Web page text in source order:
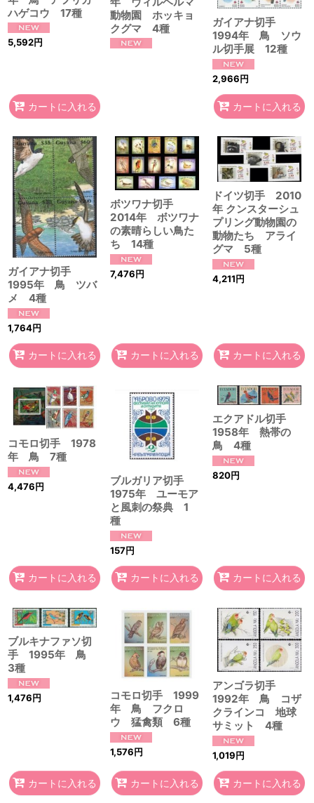
ハゲコウ 17種
5,592円
カートに入れる
動物園 ホッキョ
クグマ 4種
ガイアナ切手
1994年 鳥 ソウ
ル切手展 12種
2,966円
カートに入れる
ガイアナ切手
1995年 鳥 ツバ
メ 4種
1,764円
カートに入れる
ボツワナ切手
2014年 ボツワナ
の素晴らしい鳥た
ち 14種
7,476円
カートに入れる
ドイツ切手 2010
年 クンスターシュ
プリング動物園の
動物たち アライ
グマ 5種
4,211円
カートに入れる
コモロ切手 1978
年 鳥 7種
4,476円
カートに入れる
ブルガリア切手
1975年 ユーモア
と風刺の祭典 1
種
157円
カートに入れる
エクアドル切手
1958年 熱帯の
鳥 4種
820円
カートに入れる
ブルキナファソ切
手 1995年 鳥
3種
1,476円
カートに入れる
コモロ切手 1999
年 鳥 フクロ
ウ 猛禽類 6種
1,576円
カートに入れる
アンゴラ切手
1992年 鳥 コザ
クラインコ 地球
サミット 4種
1,019円
カートに入れる